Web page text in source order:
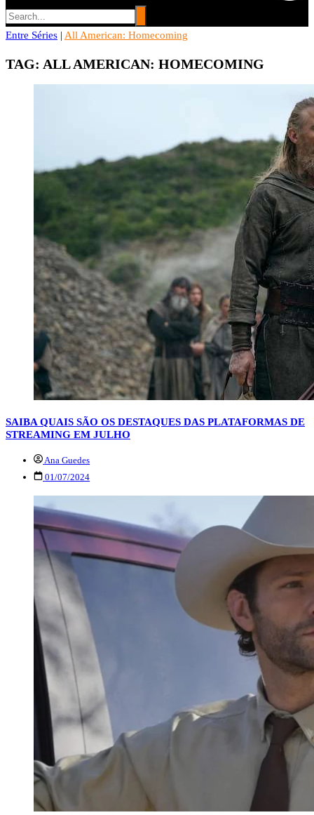
Entre Séries
Entre Séries | All American: Homecoming
TAG: ALL AMERICAN: HOMECOMING
SAIBA QUAIS SÃO OS DESTAQUES DAS PLATAFORMAS DE
STREAMING EM JULHO
Ana Guedes
01/07/2024